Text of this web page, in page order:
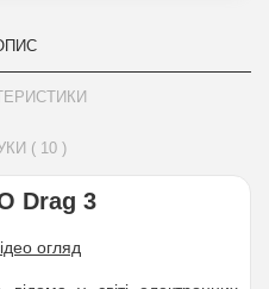
( 10 )
Drag 3
огляд